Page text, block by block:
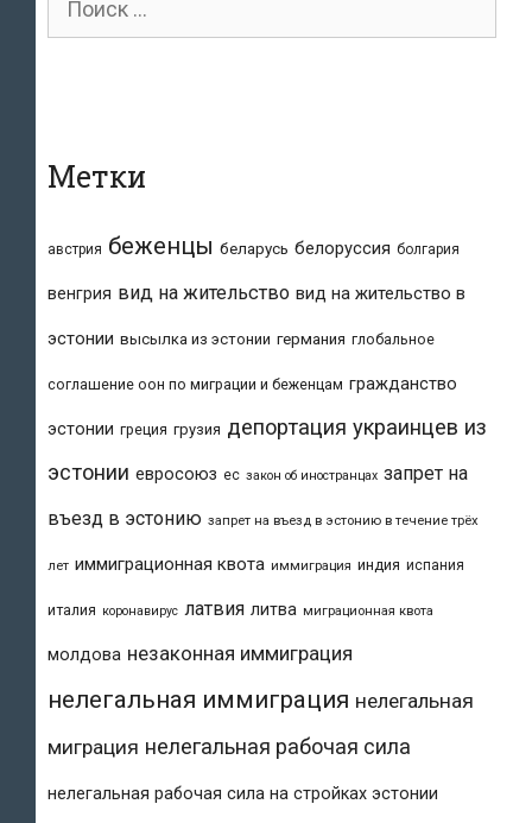
для:
Метки
австрия беженцы беларусь белоруссия болгария
венгрия вид на жительство вид на жительство в
эстонии высылка из эстонии германия глобальное
соглашение оон по миграции и беженцам гражданство
эстонии греция грузия депортация украинцев из
эстонии евросоюз ес закон об иностранцах запрет на
въезд в эстонию запрет на въезд в эстонию в течение трёх
лет иммиграционная квота иммиграция индия испания
италия коронавирус латвия литва миграционная квота
молдова незаконная иммиграция
нелегальная иммиграция нелегальная
миграция нелегальная рабочая сила
нелегальная рабочая сила на стройках эстонии